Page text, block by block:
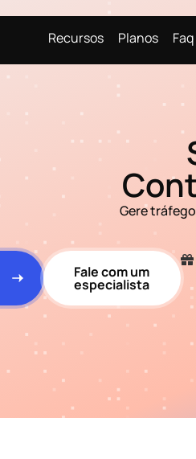
Recursos Planos Faq
Gere
Fale com um
especialista